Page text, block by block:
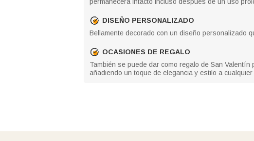
DISEÑO PERSONALIZADO
Bellamente decorado con un diseño personalizado
OCASIONES DE REGALO
También se puede dar como regalo de San
añadiendo un toque de elegancia y estilo a cualquier